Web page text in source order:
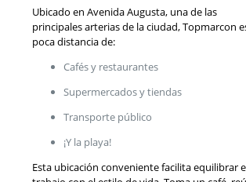
Ubicado en Avenida Augusta, una de las
principales arterias de la ciudad, Topmarcon
poca distancia de:
Cafés y restaurantes
Supermercados y tiendas
Transporte público
¡Y la playa!
Esta ubicación conveniente facilita equilibrar